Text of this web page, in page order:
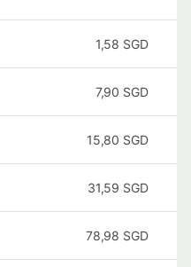
1,58 SGD
7,90 SGD
15,80 SGD
31,59 SGD
78,98 SGD